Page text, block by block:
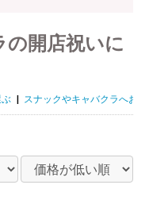
開店祝いに
スナックやキャバクラへお